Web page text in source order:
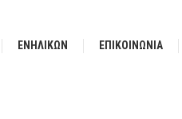
ΕΝΗΛΙΚΩΝ ΕΠΙΚΟΙΝΩΝΊΑ